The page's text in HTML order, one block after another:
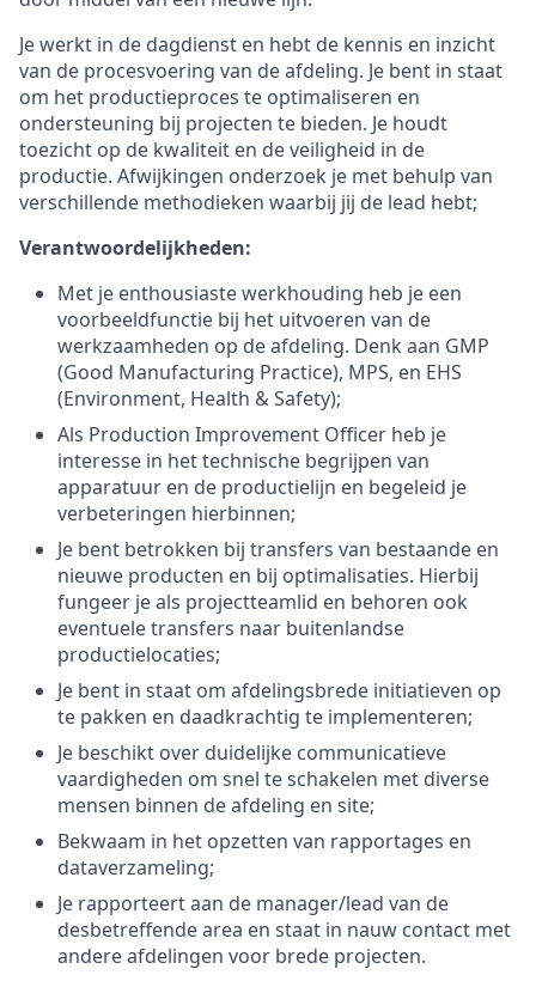
Je werkt in de dagdienst en hebt de kennis en inzicht
van de procesvoering van de afdeling. Je bent in staat
om het productieproces te optimaliseren en
ondersteuning bij projecten te bieden. Je houdt
toezicht op de kwaliteit en de veiligheid in de
productie. Afwijkingen onderzoek je met behulp van
verschillende methodieken waarbij jij de lead hebt;
Verantwoordelijkheden:
Met je enthousiaste werkhouding heb je een
voorbeeldfunctie bij het uitvoeren van de
werkzaamheden op de afdeling. Denk aan GMP
(Good Manufacturing Practice), MPS, en EHS
(Environment, Health & Safety);
Als Production Improvement Officer heb je
interesse in het technische begrijpen van
apparatuur en de productielijn en begeleid je
verbeteringen hierbinnen;
Je bent betrokken bij transfers van bestaande en
nieuwe producten en bij optimalisaties. Hierbij
fungeer je als projectteamlid en behoren ook
eventuele transfers naar buitenlandse
productielocaties;
Je bent in staat om afdelingsbrede initiatieven op
te pakken en daadkrachtig te implementeren;
Je beschikt over duidelijke communicatieve
vaardigheden om snel te schakelen met diverse
mensen binnen de afdeling en site;
Bekwaam in het opzetten van rapportages en
dataverzameling;
Je rapporteert aan de manager/lead van de
desbetreffende area en staat in nauw contact met
andere afdelingen voor brede projecten.